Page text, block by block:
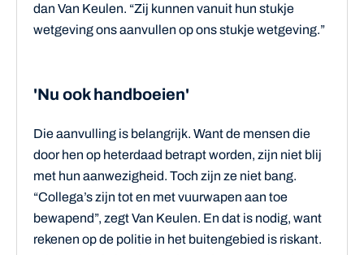
dan Van Keulen. “Zij kunnen vanuit hun stukje
wetgeving ons aanvullen op ons stukje wetgeving.”
'Nu ook handboeien'
Die aanvulling is belangrijk. Want de mensen die
door hen op heterdaad betrapt worden, zijn niet blij
met hun aanwezigheid. Toch zijn ze niet bang.
“Collega’s zijn tot en met vuurwapen aan toe
bewapend”, zegt Van Keulen. En dat is nodig, want
rekenen op de politie in het buitengebied is riskant.